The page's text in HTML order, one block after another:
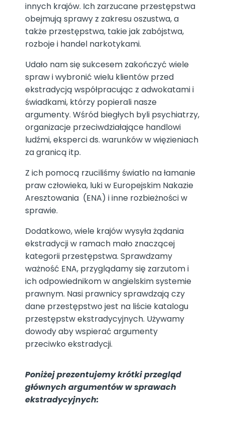
innych krajów. Ich zarzucane przestępstwa
obejmują sprawy z zakresu oszustwa, a
także przestępstwa, takie jak zabójstwa,
rozboje i handel narkotykami.
Udało nam się sukcesem zakończyć wiele
spraw i wybronić wielu klientów przed
ekstradycją współpracując z adwokatami i
świadkami, którzy popierali nasze
argumenty. Wśród biegłych byli psychiatrzy,
organizacje przeciwdziałające handlowi
ludźmi, eksperci ds. warunków w więzieniach
za granicą itp.
Z ich pomocą rzuciliśmy światło na łamanie
praw człowieka, luki w Europejskim Nakazie
Aresztowania (ENA) i inne rozbieżności w
sprawie.
Dodatkowo, wiele krajów wysyła żądania
ekstradycji w ramach mało znaczącej
kategorii przestępstwa. Sprawdzamy
ważność ENA, przyglądamy się zarzutom i
ich odpowiednikom w angielskim systemie
prawnym. Nasi prawnicy sprawdzają czy
dane przestępstwo jest na liście katalogu
przestępstw ekstradycyjnych. Używamy
dowody aby wspierać argumenty
przeciwko ekstradycji.
Poniżej prezentujemy krótki przegląd
głównych argumentów w sprawach
ekstradycyjnych: